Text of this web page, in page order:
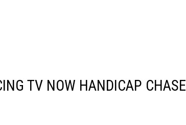
TV NOW HANDICAP CHASE